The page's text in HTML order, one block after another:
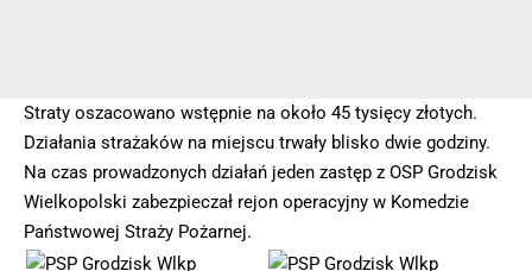
Straty oszacowano wstępnie na około 45 tysięcy złotych.
Działania strażaków na miejscu trwały blisko dwie godziny.
Na czas prowadzonych działań jeden zastęp z OSP Grodzisk
Wielkopolski zabezpieczał rejon operacyjny w Komedzie
Państwowej Straży Pożarnej.